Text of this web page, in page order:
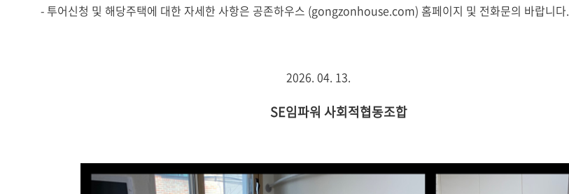
- 투어신청 및 해당주택에 대한 자세한 사항은 공존하우스 (gongzonhouse.com) 홈페이지 및 전화문의 바랍니다.
2026. 04. 13.
SE임파워 사회적협동조합